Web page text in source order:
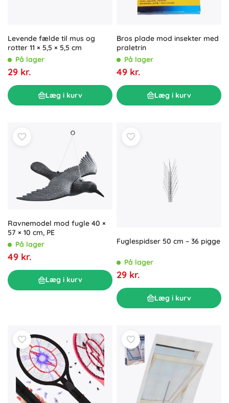
Levende fælde til mus og
rotter 11 × 5,5 × 5,5 cm
På lager
29 kr.
Læg i kurv
Bros plade mod insekter med
praletrin
På lager
49 kr.
Læg i kurv
Ravnemodel mod fugle 40 ×
57 × 10 cm, PE
På lager
49 kr.
Læg i kurv
Fuglespidser 50 cm – 36 pigge
På lager
29 kr.
Læg i kurv